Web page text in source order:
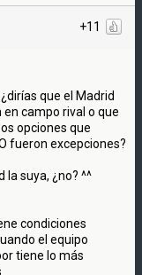
+11
que el Madrid
campo rival o que
opciones que
fueron excepciones?
suya, ¿no? ^^
condiciones
el equipo
tiene lo más